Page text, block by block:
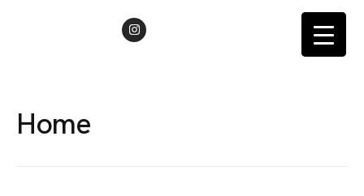
NELER YAPIYORUZ
Home